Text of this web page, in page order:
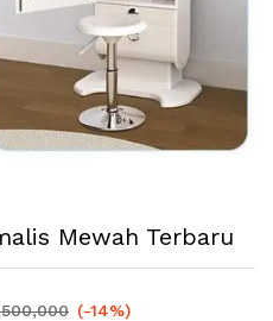
Mewah Terbaru
(-14%)